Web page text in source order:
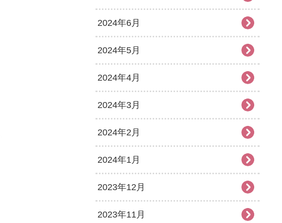
2024年6月
2024年5月
2024年4月
2024年3月
2024年2月
2024年1月
2023年12月
2023年11月